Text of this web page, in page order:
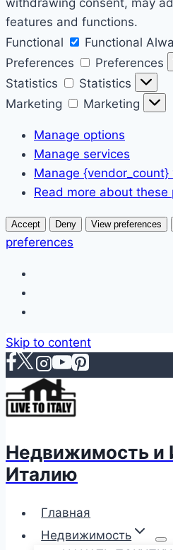
withdrawing consent, may
features and functions.
Functional
Functional
Preferences
Preferences
Statistics
Statistics
Marketing
Marketing
Manage options
Manage services
Manage {vendor_count}
Read more about these
Accept Deny View preferences
preferences
Skip to content
Недвижимость и
Италию
Главная
Недвижимость